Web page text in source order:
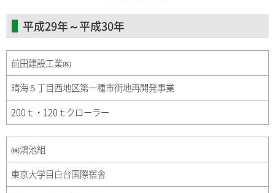
平成29年～平成30年
前田建設工業㈱
晴海５丁目西地区第一種市街地再開発事業
200ｔ・120ｔクローラー
㈱鴻池組
東京大学目白台国際宿舎